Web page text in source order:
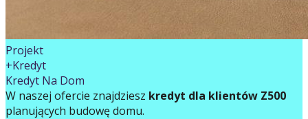
Projekt
+Kredyt
Kredyt Na Dom
W naszej ofercie znajdziesz kredyt dla klientów Z500
planujących budowę domu.